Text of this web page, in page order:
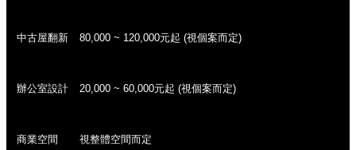
中古屋翻新 80,000 ~ 120,000元起 (視個案而定)
辦公室設計 20,000 ~ 60,000元起 (視個案而定)
商業空間 視整體空間而定